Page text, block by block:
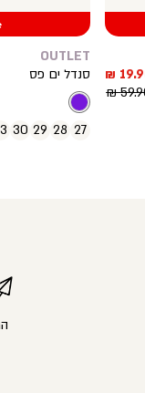
OUTLET
סנדל ים פס
27
28
29
30